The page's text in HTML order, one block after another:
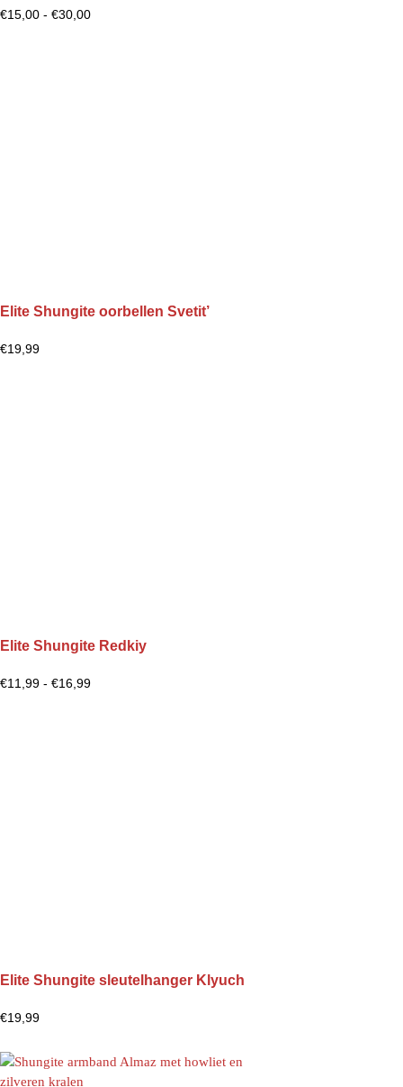
€15,00 - €30,00
Elite Shungite oorbellen Svetit’
€19,99
Elite Shungite Redkiy
€11,99 - €16,99
Elite Shungite sleutelhanger Klyuch
€19,99